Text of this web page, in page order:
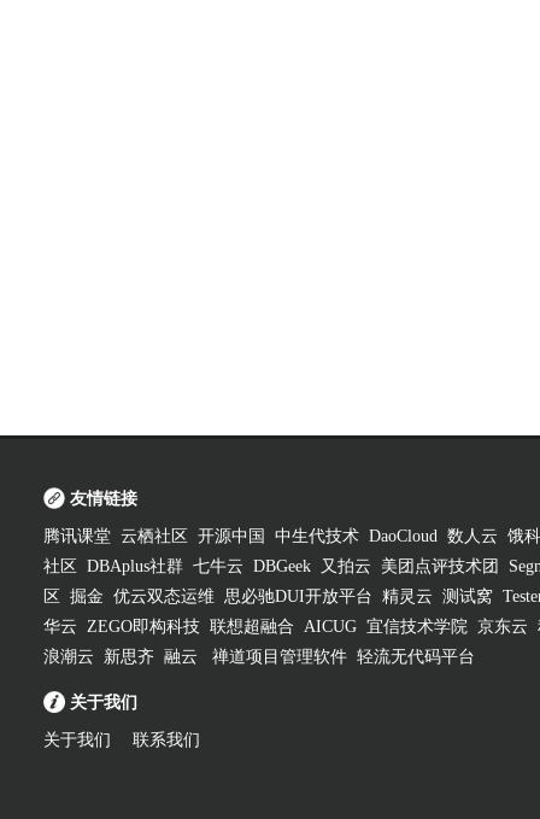
友情链接
腾讯课堂 云栖社区 开源中国 中生代技术 DaoCloud 数人云 饿
社区
DBAplus社群 七牛云 DBGeek 又拍云 美团点评技术团
区
掘金 优云双态运维 思必驰DUI开放平台 精灵云 测试窝
华云 ZEGO即构科技 联想超融合 AICUG 宜信技术学院 京东云
浪潮云
新思齐 融云 禅道项目管理软件 轻流无代码平台
关于我们
关于我们 联系我们